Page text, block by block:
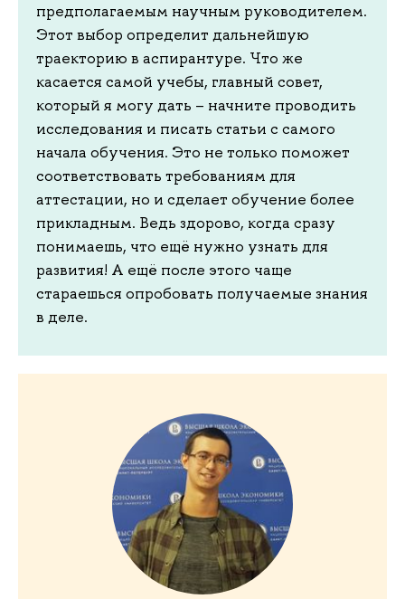
предполагаемым научным руководителем.
Этот выбор определит дальнейшую
траекторию в аспирантуре. Что же
касается самой учебы, главный совет,
который я могу дать – начните проводить
исследования и писать статьи с самого
начала обучения. Это не только поможет
соответствовать требованиям для
аттестации, но и сделает обучение более
прикладным. Ведь здорово, когда сразу
понимаешь, что ещё нужно узнать для
развития! А ещё после этого чаще
стараешься опробовать получаемые знания
в деле.